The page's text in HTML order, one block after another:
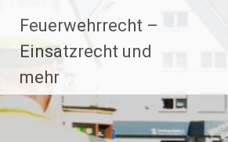
Inhalt
springen
Feuerwehrrecht –
Einsatzrecht und
mehr